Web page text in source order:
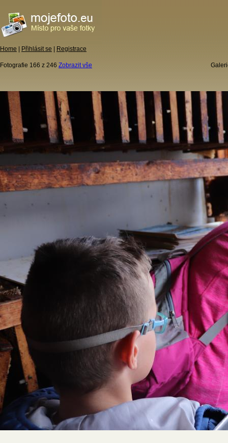
Home Přihlásit se Registrace
Fotografie 166 z 246 Zobrazit vše